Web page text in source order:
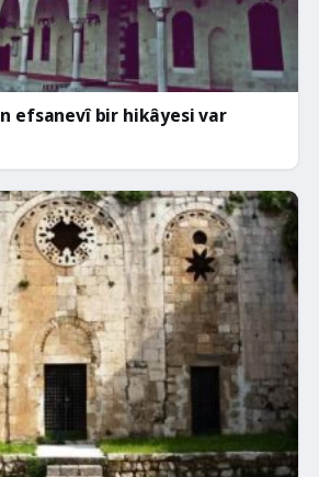
efsanevî bir hikâyesi var